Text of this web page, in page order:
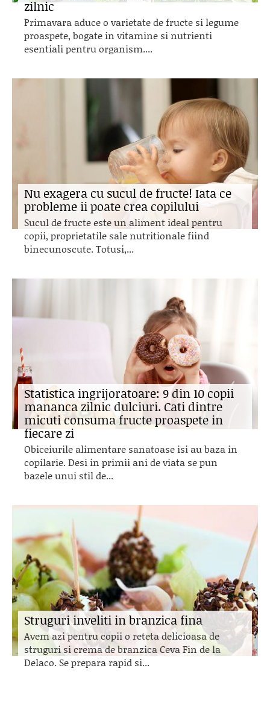
zilnic
Primavara aduce o varietate de fructe si legume
proaspete, bogate in vitamine si nutrienti
esentiali pentru organism....
Nu exagera cu sucul de fructe! Iata ce
probleme ii poate crea copilului
Sucul de fructe este un aliment ideal pentru
copii, proprietatile sale nutritionale fiind
binecunoscute. Totusi,...
Statistica ingrijoratoare: 9 din 10 copii
mananca zilnic dulciuri. Cati dintre
micuti consuma fructe proaspete in
fiecare zi
Obiceiurile alimentare sanatoase isi au baza in
copilarie. Desi in primii ani de viata se pun
bazele unui stil de...
Struguri inveliti in branzica fina
Avem azi pentru copii o reteta delicioasa de
struguri si crema de branzica Ceva Fin de la
Delaco. Se prepara rapid si...